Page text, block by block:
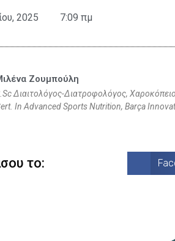
2025 7:09 πμ
Ζουμπούλη
Διαιτολόγος-Διατροφολόγος,
In Advanced Sports Nutrition, Barça
το: